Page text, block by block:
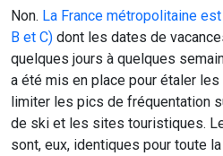
Non. La France métropolitaine
B et C) dont les dates de
quelques jours à quelques
a été mis en place pour étaler
limiter les pics de fréquentation
de ski et les sites touristiques.
sont, eux, identiques pour toute la